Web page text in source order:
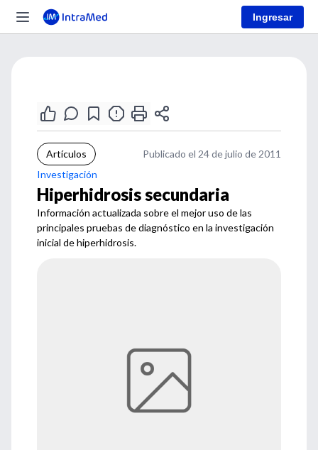
Ingresar
Artículos
Publicado el 24 de julio de 2011
Investigación
Hiperhidrosis secundaria
Información actualizada sobre el mejor uso de las
principales pruebas de diagnóstico en la investigación
inicial de hiperhidrosis.